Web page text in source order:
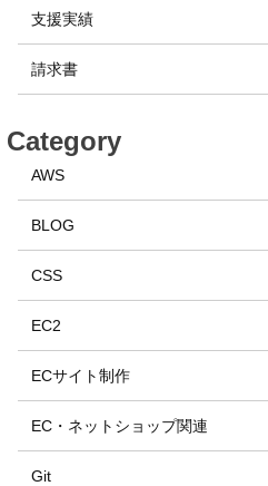
支援実績
請求書
Category
AWS
BLOG
CSS
EC2
ECサイト制作
EC・ネットショップ関連
Git